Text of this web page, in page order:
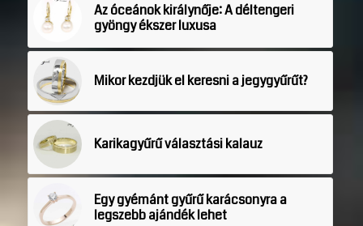
Az óceánok királynője: A déltengeri
gyöngy ékszer luxusa
Mikor kezdjük el keresni a jegygyűrűt?
Karikagyűrű választási kalauz
Egy gyémánt gyűrű karácsonyra a
legszebb ajándék lehet